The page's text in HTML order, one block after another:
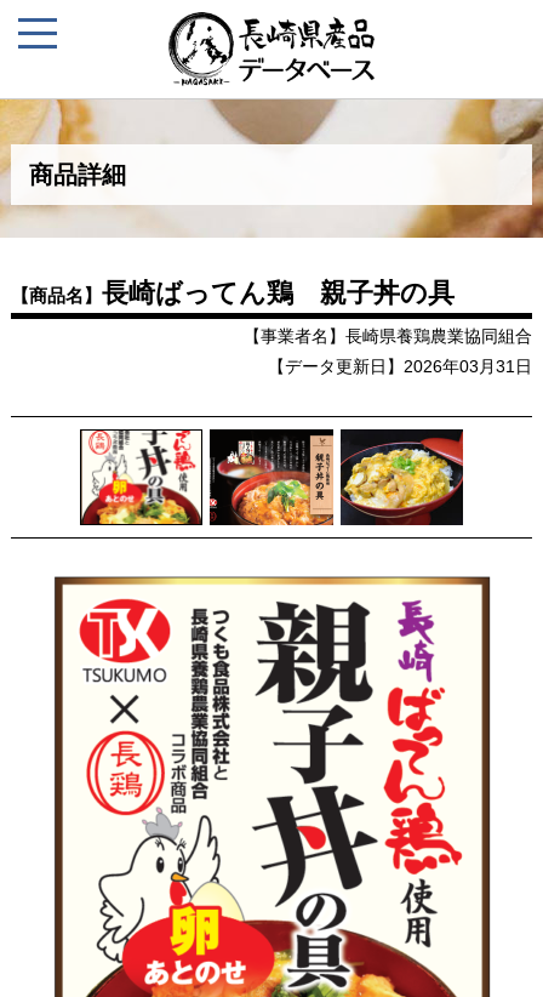
商品詳細
【商品名】 長崎ばってん鶏 親子丼の具
【事業者名】長崎県養鶏農業協同組合
【データ更新日】2026年03月31日